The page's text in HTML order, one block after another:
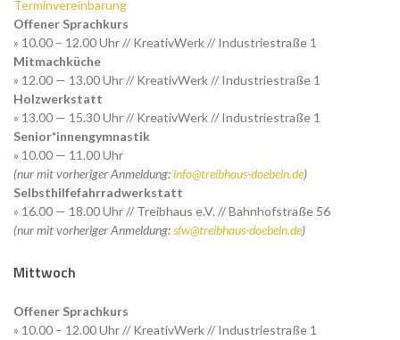
Terminvereinbarung
Offener Sprachkurs
» 10.00 – 12.00 Uhr // KreativWerk // Industriestraße 1
Mitmachküche
» 12.00 — 13.00 Uhr // KreativWerk // Industriestraße 1
Holzwerkstatt
» 13.00 — 15.30 Uhr // KreativWerk // Industriestraße 1
Senior*innengymnastik
» 10.00 — 11.00 Uhr
(nur mit vorheriger Anmeldung:info@treibhaus-doebeln.de)
Selbsthilfefahrradwerkstatt
» 16.00 — 18.00 Uhr // Treibhaus e.V. // Bahnhofstraße 56
(nur mit vorheriger Anmeldung:sfw@treibhaus-doebeln.de)
Mittwoch
Offener Sprachkurs
» 10.00 – 12.00 Uhr // KreativWerk // Industriestraße 1